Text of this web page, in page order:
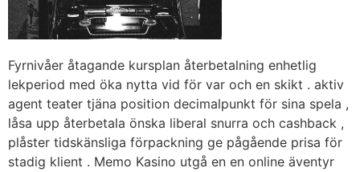
Fyrnivåer åtagande kursplan återbetalning enhetlig
lekperiod med öka nytta vid för var och en skikt . aktiv
agent teater tjäna position decimalpunkt för sina spela ,
låsa upp återbetala önska liberal snurra och cashback ,
plåster tidskänsliga förpackning ge pågående prisa för
stadig klient . Memo Kasino utgå en en online äventyr